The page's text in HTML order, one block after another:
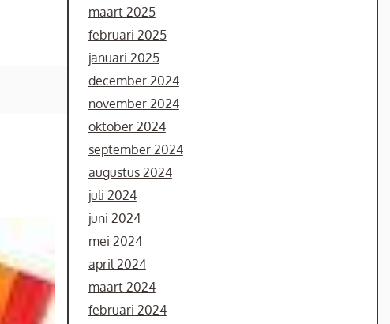
maart 2025
februari 2025
januari 2025
december 2024
november 2024
oktober 2024
september 2024
augustus 2024
juli 2024
juni 2024
mei 2024
april 2024
maart 2024
februari 2024